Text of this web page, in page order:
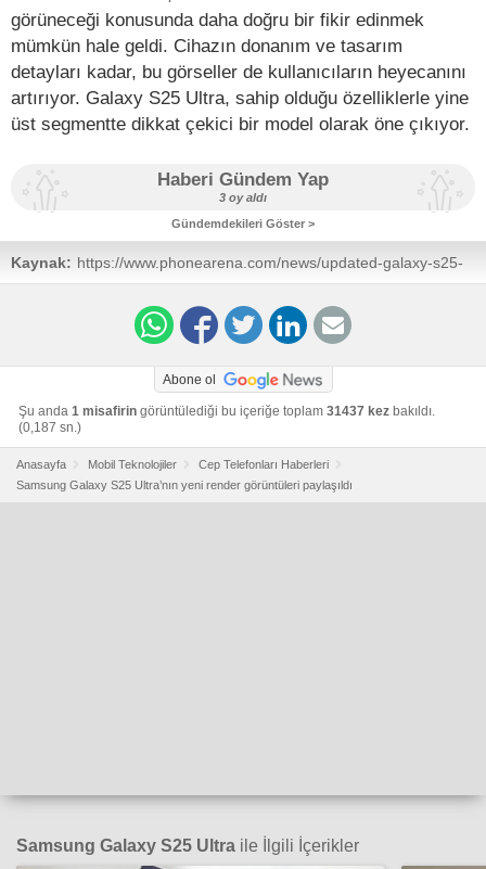
görüneceği konusunda daha doğru bir fikir edinmek
mümkün hale geldi. Cihazın donanım ve tasarım
detayları kadar, bu görseller de kullanıcıların heyecanını
artırıyor. Galaxy S25 Ultra, sahip olduğu özelliklerle yine
üst segmentte dikkat çekici bir model olarak öne çıkıyor.
Haberi Gündem Yap
3 oy aldı
Gündemdekileri Göster >
Kaynak: https://www.phonearena.com/news/updated-galaxy-s25-
ultra-renders-fix-incorrect-colors_id166266
Abone ol
Şu anda 1 misafirin görüntülediği bu içeriğe toplam 31437 kez bakıldı.
(0,187 sn.)
Anasayfa Mobil Teknolojiler
Cep Telefonları Haberleri
Samsung Galaxy S25 Ultra’nın yeni render görüntüleri paylaşıldı
Samsung Galaxy S25 Ultra ile İlgili İçerikler